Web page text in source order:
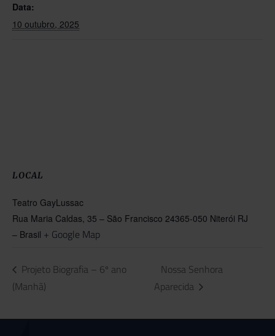
Data:
10 outubro, 2025
LOCAL
Teatro GayLussac
Rua Maria Caldas, 35 – São Francisco 24365-050 Niterói RJ
– Brasil + Google Map
Projeto Biografia – 6º ano
(Manhã)
Nossa Senhora
Aparecida